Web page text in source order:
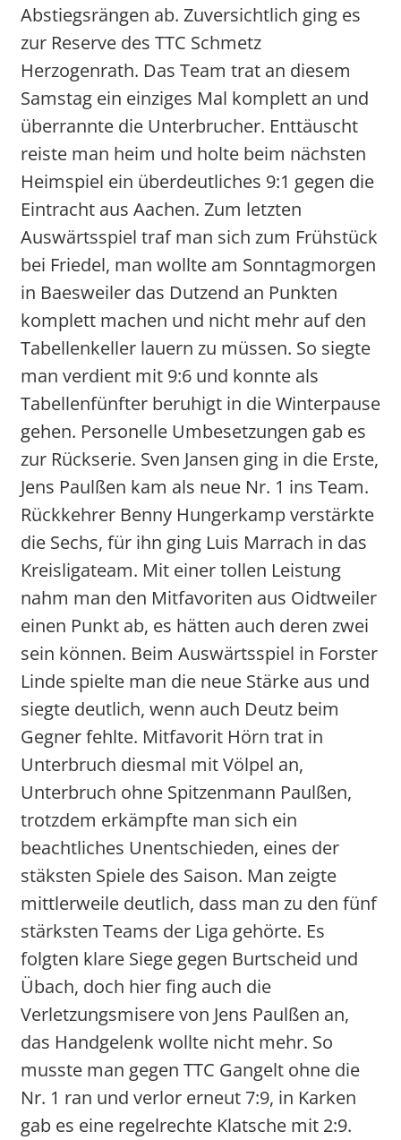
Abstiegsrängen ab. Zuversichtlich ging es
zur Reserve des TTC Schmetz
Herzogenrath. Das Team trat an diesem
Samstag ein einziges Mal komplett an und
überrannte die Unterbrucher. Enttäuscht
reiste man heim und holte beim nächsten
Heimspiel ein überdeutliches 9:1 gegen die
Eintracht aus Aachen. Zum letzten
Auswärtsspiel traf man sich zum Frühstück
bei Friedel, man wollte am Sonntagmorgen
in Baesweiler das Dutzend an Punkten
komplett machen und nicht mehr auf den
Tabellenkeller lauern zu müssen. So siegte
man verdient mit 9:6 und konnte als
Tabellenfünfter beruhigt in die Winterpause
gehen. Personelle Umbesetzungen gab es
zur Rückserie. Sven Jansen ging in die Erste,
Jens Paulßen kam als neue Nr. 1 ins Team.
Rückkehrer Benny Hungerkamp verstärkte
die Sechs, für ihn ging Luis Marrach in das
Kreisligateam. Mit einer tollen Leistung
nahm man den Mitfavoriten aus Oidtweiler
einen Punkt ab, es hätten auch deren zwei
sein können. Beim Auswärtsspiel in Forster
Linde spielte man die neue Stärke aus und
siegte deutlich, wenn auch Deutz beim
Gegner fehlte. Mitfavorit Hörn trat in
Unterbruch diesmal mit Völpel an,
Unterbruch ohne Spitzenmann Paulßen,
trotzdem erkämpfte man sich ein
beachtliches Unentschieden, eines der
stäksten Spiele des Saison. Man zeigte
mittlerweile deutlich, dass man zu den fünf
stärksten Teams der Liga gehörte. Es
folgten klare Siege gegen Burtscheid und
Übach, doch hier fing auch die
Verletzungsmisere von Jens Paulßen an,
das Handgelenk wollte nicht mehr. So
musste man gegen TTC Gangelt ohne die
Nr. 1 ran und verlor erneut 7:9, in Karken
gab es eine regelrechte Klatsche mit 2:9.